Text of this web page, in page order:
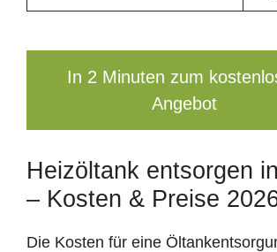
In 2 Minuten zum
Angebot
Heizöltank entsorgen
– Kosten & Preise
Die Kosten für eine